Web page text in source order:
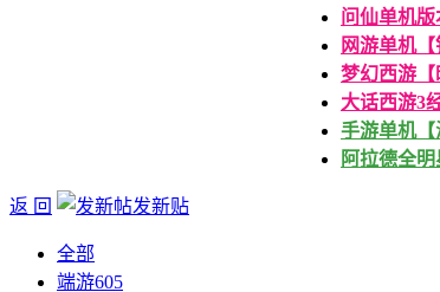
问仙单机
网游单机
梦幻西游
大话西游3
手游单机
阿拉德全
返 回 发新贴
全部
端游605